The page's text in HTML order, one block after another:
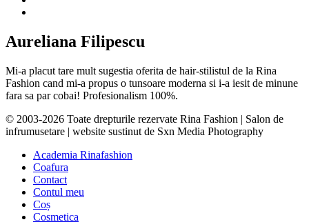
Aureliana Filipescu
Mi-a placut tare mult sugestia oferita de hair-stilistul de la Rina
Fashion cand mi-a propus o tunsoare moderna si i-a iesit de minune
fara sa par cobai! Profesionalism 100%.
© 2003-2026 Toate drepturile rezervate Rina Fashion | Salon de
infrumusetare | website sustinut de Sxn Media Photography
Academia Rinafashion
Coafura
Contact
Contul meu
Coș
Cosmetica